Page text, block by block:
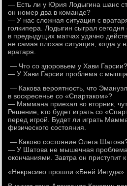
— Есть ли у Юрия Лодыгина шанс
он номер два в команде?
— У нас сложная ситуация с
голкипера. Лодыгин сыграл
в предыдущих матчах удачно
не самая плохая ситуация, когда у
вратаря.
— Что со здоровьем у Хави Гарсии?
— У Хави Гарсии проблема с
— Какова вероятность, что
в воскресенье со «Спартаком»?
— Маммана приехал во вторник,
Решение, кто будет играть со
перед игрой. Будет ли играть
физического состояния.
— Каково состояние Олега
— У Шатова не мышечная
окончаниями. Завтра он приступит
«Некрасиво прошли «Бней Иегуда»